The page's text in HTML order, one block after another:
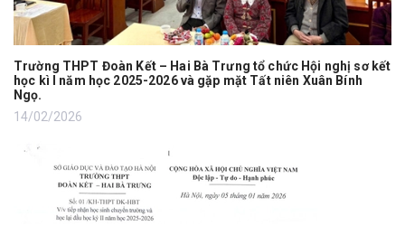
Trường THPT Đoàn Kết – Hai Bà Trưng tổ chức Hội nghị sơ kết
học kì I năm học 2025-2026 và gặp mặt Tất niên Xuân Bính
Ngọ.
14/02/2026